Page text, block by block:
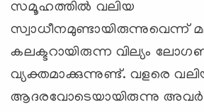
സമൂഹത്തില്‍ വലിയ
സ്വാധീനമുണ്ടായിരുന്നുവെന്ന്
കലക്ടറായിരുന്ന വില്യം
വ്യക്തമാക്കുന്നുണ്ട്. വളരെ
ആദരവോടെയായിരുന്നു അവര്‍